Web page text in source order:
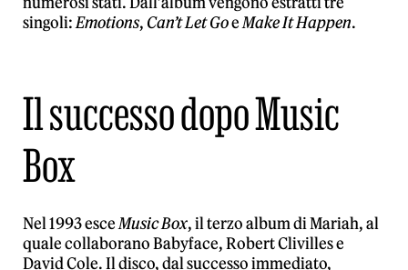
singoli:Emotions, Can’t Let GoeMake It Happen.
Il successo dopo Music
Box
Nel 1993 esceMusic Box, il terzo album di Mariah, al
quale collaborano Babyface, Robert Clivilles e
David Cole. Il disco, dal successo immediato,